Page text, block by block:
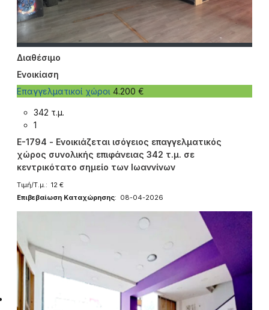
Διαθέσιμο
Ενοικίαση
Επαγγελματικοί χώροι 4.200 €
342 τ.μ.
1
E-1794 - Ενοικιάζεται ισόγειος επαγγελματικός
χώρος συνολικής επιφάνειας 342 τ.μ. σε
κεντρικότατο σημείο των Ιωαννίνων
Τιμή/Τ.μ.: 12 €
Επιβεβαίωση Καταχώρησης: 08-04-2026